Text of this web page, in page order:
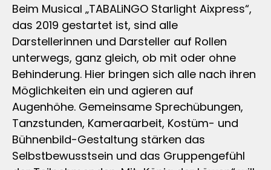
Beim Musical „TABALiNGO Starlight Aixpress“,
das 2019 gestartet ist, sind alle
Darstellerinnen und Darsteller auf Rollen
unterwegs, ganz gleich, ob mit oder ohne
Behinderung. Hier bringen sich alle nach ihren
Möglichkeiten ein und agieren auf
Augenhöhe. Gemeinsame Sprechübungen,
Tanzstunden, Kameraarbeit, Kostüm- und
Bühnenbild-Gestaltung stärken das
Selbstbewusstsein und das Gruppengefühl